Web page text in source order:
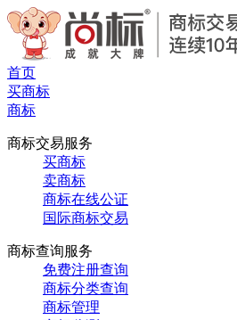
首页
买商标
商标
商标交易服务
买商标
卖商标
商标在线公证
国际商标交易
商标查询服务
免费注册查询
商标分类查询
商标管理